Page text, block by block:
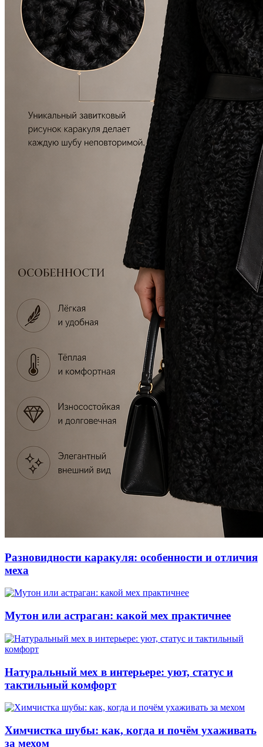
Разновидности каракуля: особенности и отличия
меха
Мутон или астраган: какой мех практичнее
Натуральный мех в интерьере: уют, статус и
тактильный комфорт
Химчистка шубы: как, когда и почём ухаживать
за мехом